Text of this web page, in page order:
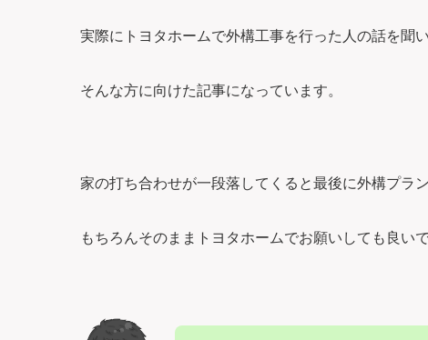
実際にトヨタホームで外構工事を行った人の話を聞い
そんな方に向けた記事になっています。
家の打ち合わせが一段落してくると最後に外構プラ
もちろんそのままトヨタホームでお願いしても良い